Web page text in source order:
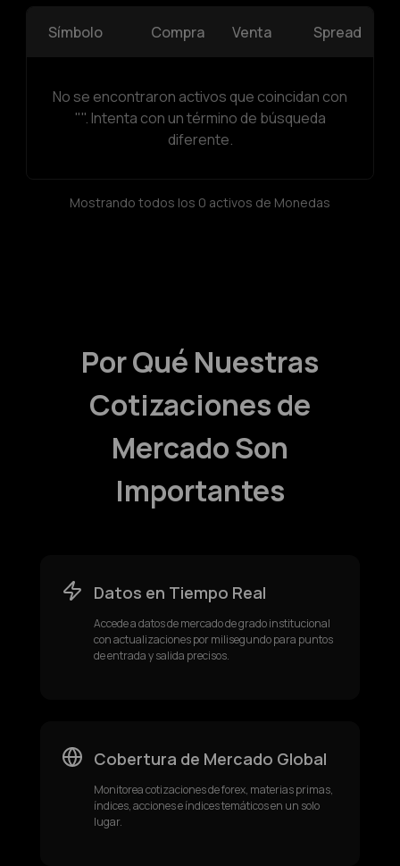
Símbolo Compra Venta Spread
No se encontraron activos que coincidan con
"". Intenta con un término de búsqueda
diferente.
Mostrando todos los 0 activos de Monedas
Por Qué Nuestras
Cotizaciones de
Mercado Son
Importantes
Datos en Tiempo Real
Accede a datos de mercado de grado institucional
con actualizaciones por milisegundo para puntos
de entrada y salida precisos.
Cobertura de Mercado Global
Monitorea cotizaciones de forex, materias primas,
índices, acciones e índices temáticos en un solo
lugar.